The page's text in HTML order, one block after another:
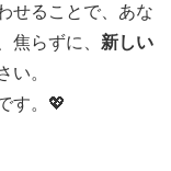
せることで、あな
焦らずに、 新しい
い。
す。💖